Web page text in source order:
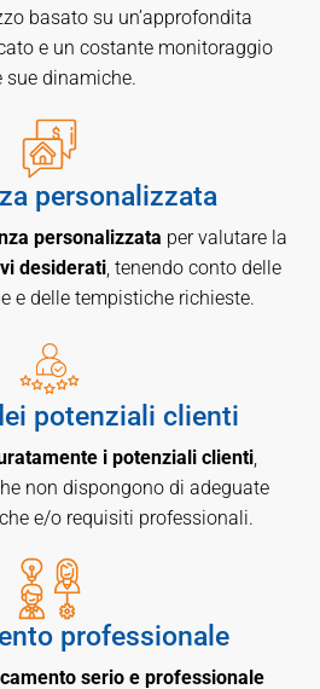
basato su un’approfondita
e un costante monitoraggio
sue dinamiche.
personalizzata
personalizzata per valutare la
desiderati, tenendo conto delle
e delle tempistiche richieste.
potenziali clienti
i potenziali clienti,
non dispongono di adeguate
e/o requisiti professionali.
professionale
serio e professionale